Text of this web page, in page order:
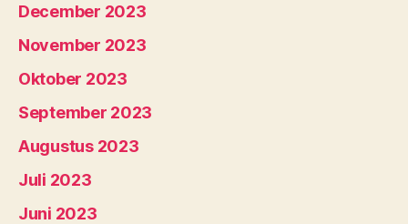
December 2023
November 2023
Oktober 2023
September 2023
Augustus 2023
Juli 2023
Juni 2023